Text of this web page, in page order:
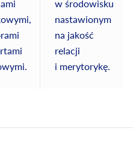
w środowisku
nastawionym
na jakość
relacji
i merytorykę.